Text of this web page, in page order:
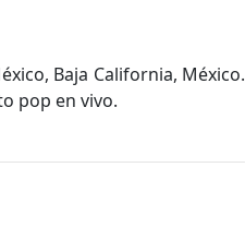
Baja California, México.
pop en vivo.